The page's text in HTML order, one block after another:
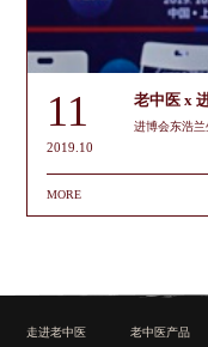
11
2019.10
老中医 x
进博会东浩兰
MORE
走进老中医 老中医产品